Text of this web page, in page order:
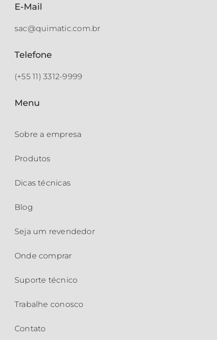
E-Mail
sac@quimatic.com.br
Telefone
(+55 11) 3312-9999
Menu
Sobre a empresa
Produtos
Dicas técnicas
Blog
Seja um revendedor
Onde comprar
Suporte técnico
Trabalhe conosco
Contato